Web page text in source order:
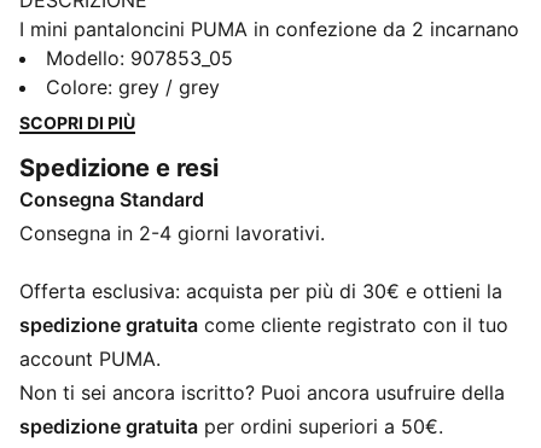
I mini pantaloncini PUMA in confezione da 2 incarnano
perfettamente lo spirito PUMA. Una fusione di stile e
vibrazioni sportive. Questi iconici mini pantaloncini
sono realizzati in misto cotone-modal elasticizzato.
stessa. Il taglio a mini pantaloncini è ideale per chi
ama gli slip a vita media che offrono la massima
copertura.
Elastico in vita con l'iconico logo PUMA.
Vita media
Morbido tessuto in misto cotone-modal elasticizzato.
Copertura massima
vita media e copertura avvolgente
Modello: 907853_05
Colore: grey / grey
SCOPRI DI PIÙ
Spedizione e resi
Consegna Standard
Consegna in 2-4 giorni lavorativi.
Offerta esclusiva: acquista per più di 30€ e ottieni la
spedizione gratuita come cliente registrato con il tuo
account PUMA.
Non ti sei ancora iscritto? Puoi ancora usufruire della
spedizione gratuita per ordini superiori a 50€.